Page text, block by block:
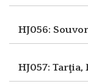
HJ056:
HJ057: Tarţia,